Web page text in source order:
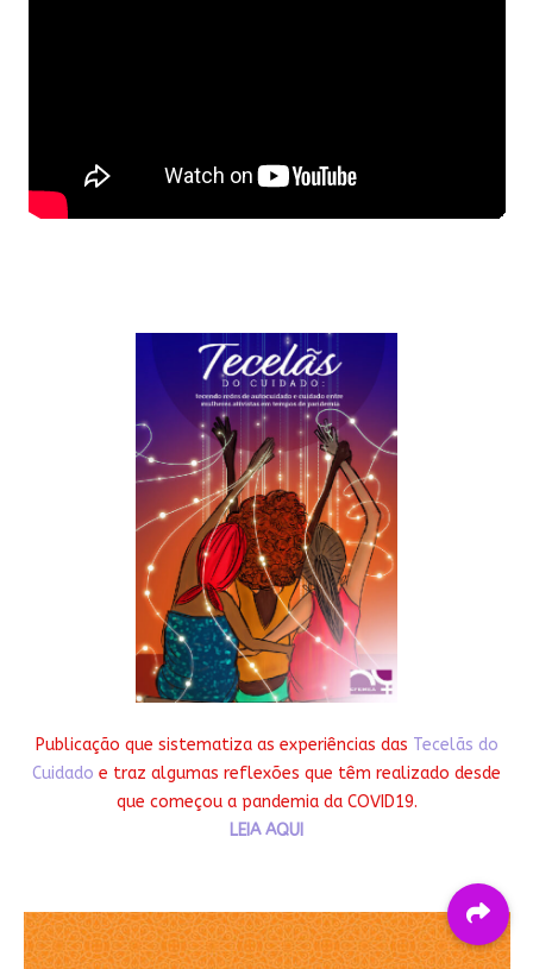
Publicação que sistematiza as experiências das Tecelãs do
Cuidado e traz algumas reflexões que têm realizado desde
que começou a pandemia da COVID19.
LEIA AQUI